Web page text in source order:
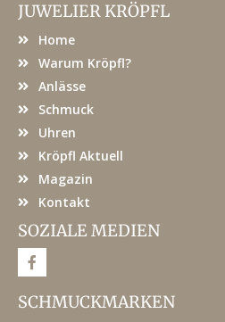
JUWELIER KRÖPFL
Home
Warum Kröpfl?
Anlässe
Schmuck
Uhren
Kröpfl Aktuell
Magazin
Kontakt
SOZIALE MEDIEN
F
a
e
b
SCHMUCKMARKEN